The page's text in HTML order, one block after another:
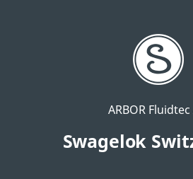
ARBOR Fluidtec
Swagelok